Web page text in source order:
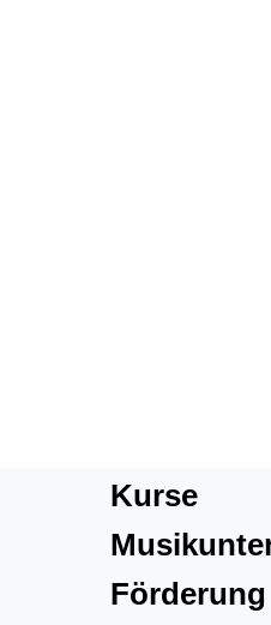
Über uns
Kurse
Förderung